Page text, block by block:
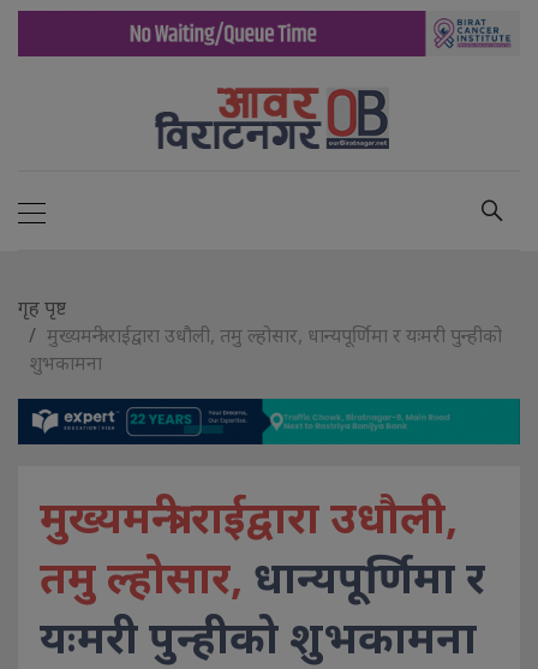
गृह पृष्ट
मुख्यमन्त्री राईद्वारा उधौली, तमु ल्होसार, धान्यपूर्णिमा र यःमरी पुन्हीको
शुभकामना
मुख्यमन्त्री राईद्वारा उधौली,
तमु ल्होसार, धान्यपूर्णिमा र
यःमरी पुन्हीको शुभकामना